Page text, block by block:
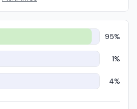
95%
1%
4%